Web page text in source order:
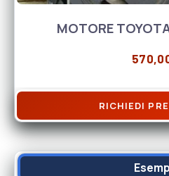
MOTORE
RICHIEDI